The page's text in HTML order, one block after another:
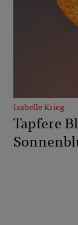
Isabelle Krieg
Tapfere